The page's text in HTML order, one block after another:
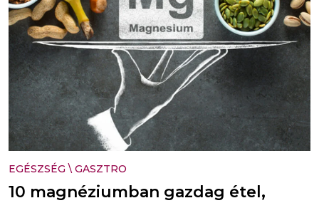
EGÉSZSÉG \ GASZTRO
10 magnéziumban gazdag étel,